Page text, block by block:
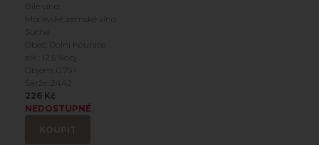
Bílé víno
Moravské zemské víno
Suché
Obec: Dolní Kounice
alk.: 12.5 %obj
Objem: 0.75 l
Šarže: 2442
226 Kč
NEDOSTUPNÉ